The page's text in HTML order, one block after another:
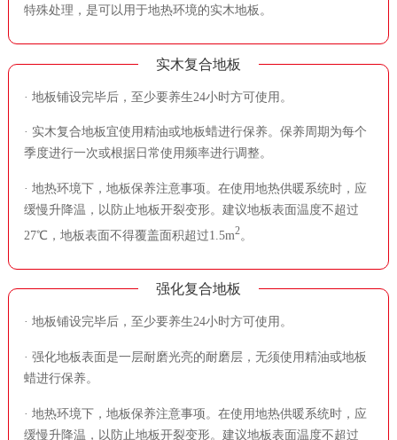
特殊处理，是可以用于地热环境的实木地板。
实木复合地板
· 地板铺设完毕后，至少要养生24小时方可使用。
· 实木复合地板宜使用精油或地板蜡进行保养。保养周期为每个
季度进行一次或根据日常使用频率进行调整。
· 地热环境下，地板保养注意事项。在使用地热供暖系统时，应
缓慢升降温，以防止地板开裂变形。建议地板表面温度不超过
27℃，地板表面不得覆盖面积超过1.5m2。
强化复合地板
· 地板铺设完毕后，至少要养生24小时方可使用。
· 强化地板表面是一层耐磨光亮的耐磨层，无须使用精油或地板
蜡进行保养。
· 地热环境下，地板保养注意事项。在使用地热供暖系统时，应
缓慢升降温，以防止地板开裂变形。建议地板表面温度不超过